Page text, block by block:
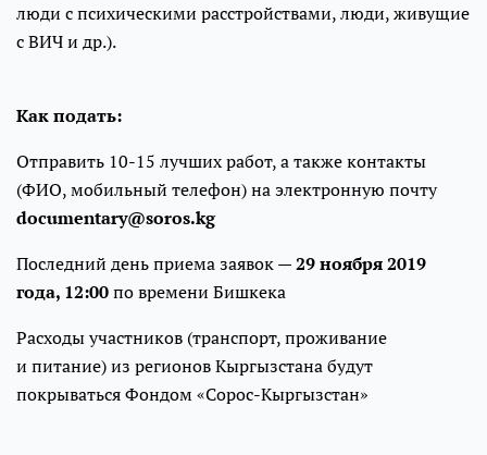
люди с психическими расстройствами, люди, живущие
с ВИЧ и др.).
Как подать:
Отправить 10-15 лучших работ, а также контакты
(ФИО, мобильный телефон) на электронную почту
documentary@soros.kg
Последний день приема заявок —29 ноября 2019
года, 12:00по времени Бишкека
Расходы участников (транспорт, проживание
и питание) из регионов Кыргызстана будут
покрываться Фондом «Сорос-Кыргызстан»